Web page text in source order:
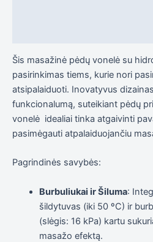
Šis masažinė pėdų vonelė su
pasirinkimas tiems, kurie nori
atsipalaiduoti. Inovatyvus
funkcionalumą, suteikiant pėdų
vonelė idealiai tinka atgaivinti
pasimėgauti atpalaiduojančiu
Pagrindinės savybės:
Burbuliukai ir Šiluma:
šildytuvas (iki 50 ºC) ir
(slėgis: 16 kPa) kartu
masažo efektą.